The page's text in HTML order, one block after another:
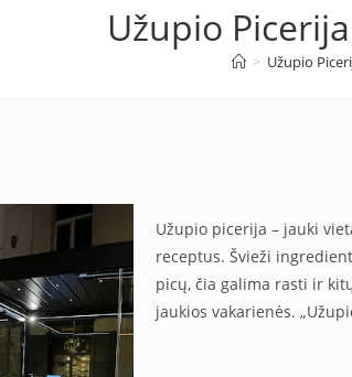
Užupio
> Užupio
Užupio picerija – jauki
receptus. Švieži
picų, čia galima rasti ir
jaukios vakarienės.